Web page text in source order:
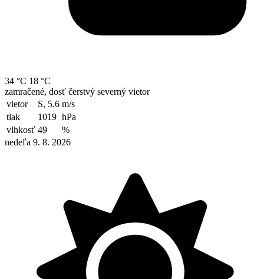
34 °C 18 °C
zamračené, dosť čerstvý severný vietor
vietor
S, 5.6 m/s
tlak
1019 hPa
vlhkosť 49
%
nedeľa 9. 8. 2026